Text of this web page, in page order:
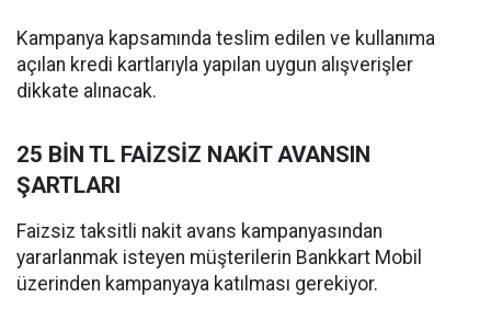
Kampanya kapsamında teslim edilen ve kullanıma
açılan kredi kartlarıyla yapılan uygun alışverişler
dikkate alınacak.
25 BİN TL FAİZSİZ NAKİT AVANSIN
ŞARTLARI
Faizsiz taksitli nakit avans kampanyasından
yararlanmak isteyen müşterilerin Bankkart Mobil
üzerinden kampanyaya katılması gerekiyor.